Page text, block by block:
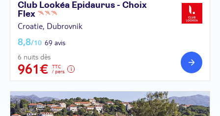
Club Lookéa Epidaurus - Choix
Flex
Croatie, Dubrovnik
8,8/10 69 avis
6 nuits dès
961€
TTC
/ pers.